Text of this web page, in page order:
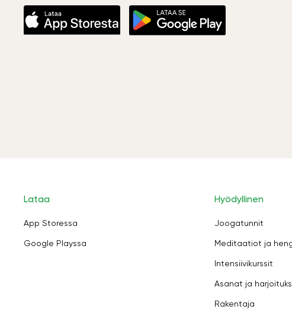
Lataa
App Storessa
Google Playssa
Hyödyllinen
Joogatunnit
Meditaatiot ja
Intensiivikurssit
Asanat ja
Rakentaja